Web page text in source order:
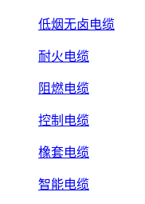
低烟无卤电缆
耐火电缆
阻燃电缆
控制电缆
橡套电缆
智能电缆